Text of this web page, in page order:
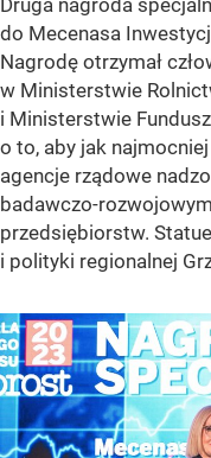
Druga nagroda
do Mecenasa
Nagrodę otrzymał
w Ministerstwie
i Ministerstwie
o to, aby jak
agencje rządowe
badawczo-
przedsiębiorstw.
i polityki regionalnej